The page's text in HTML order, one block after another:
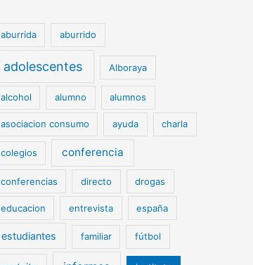
aburrida aburrido
adolescentes Alboraya
alcohol alumno alumnos
asociacion consumo ayuda charla
colegios conferencia
conferencias directo drogas
educacion entrevista españa
estudiantes familiar fútbol